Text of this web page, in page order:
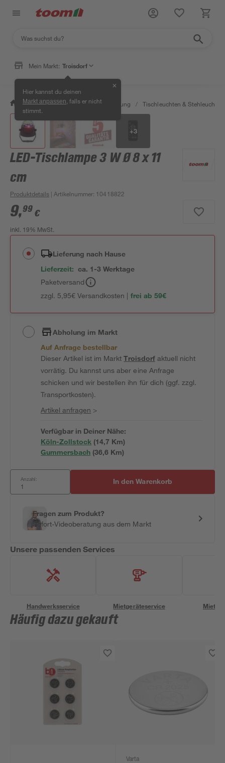
Mein Markt: Troisdorf
Hier kannst du deinen
Markt anpassen , falls er nicht
stimmt.
✕
/ Wohnen & Haushalt / Beleuchtung / Tischleuchten & Stehleuchten
+3
LED-Tischlampe 3 W Ø 8 x 11
cm
Produktdetails | Artikelnummer: 10418822
9,99 €
inkl. 19% MwSt.
Lieferung nach Hause
Lieferzeit: ca. 1-3 Werktage
Paketversand
zzgl. 5,95€ Versandkosten | frei ab 59€
Abholung im Markt
Auf Anfrage bestellbar
Dieser Artikel ist im MarktTroisdorfaktuell nicht
vorrätig. Du kannst uns aber eine Anfrage
schicken und wir bestellen ihn für dich (ggf. zzgl.
Transportkosten).
Artikel anfragen >
Verfügbar in Deiner Nähe:
Köln-Zollstock (14,7 Km)
Gummersbach (36,6 Km)
Anzahl: In den Warenkorb
Fragen zum Produkt?
Sofort-Videoberatung aus dem Markt
Unsere passenden Services
Handwerksservice Mietgeräteservice
Häufig dazu gekauft
Varta